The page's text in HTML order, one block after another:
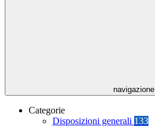
navigazione
Categorie
Disposizioni generali 133